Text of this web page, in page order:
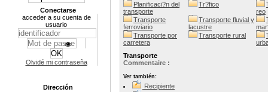
Planificaci?n del
transporte
Tr?fico
reo
Transporte
ferroviario
Transporte fluvial y
lacustre
Transporte por
carretera
Transporte rural
Transporte
Commentaire :
Ver también:
Recipiente
Conectarse
acceder a su cuenta de
usuario
Olvidé mi contraseña
Dirección